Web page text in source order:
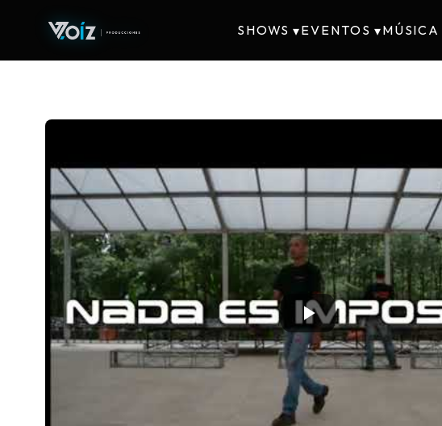
SHOWS ▾EVENTOS ▾MÚSICA